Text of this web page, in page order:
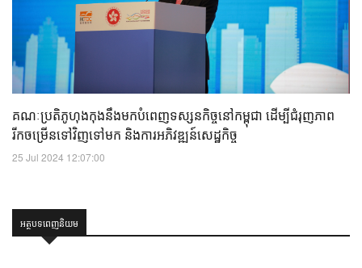
គណៈប្រតិភូហុងកុងនឹងមកបំពេញទស្សនកិច្ចនៅកម្ពុជា ដើម្បីជំរុញភាព
រីកចម្រើនទៅវិញទៅមក និងការអភិវឌ្ឍន៍សេដ្ឋកិច្ច
25 Jul 2024 12:07:00
អត្ថបទពេញនិយម